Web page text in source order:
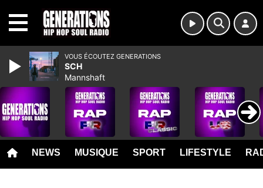
NEWS MUSIQUE SPORT LIFESTYLE
VOUS ÉCOUTEZ GENERATIONS
SCH
Mannshaft